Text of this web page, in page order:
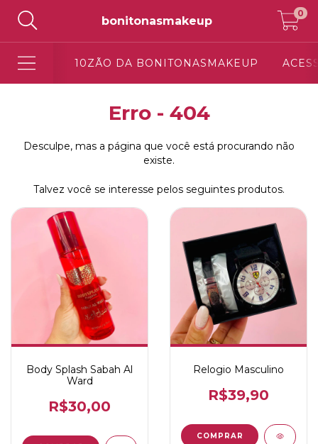
bonitonasmakeup
0
10ZÃO DA BONITONASMAKEUP
Erro - 404
Desculpe, mas a página que você está procurando não
existe.
Talvez você se interesse pelos seguintes produtos.
Body Splash Sabah Al
Ward
R$30,00
Relogio Masculino
R$39,90